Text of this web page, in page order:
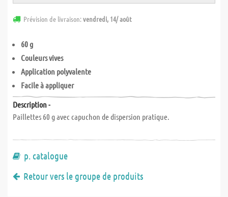
Prévision de livraison:vendredi, 14/ août
60 g
Couleurs vives
Application polyvalente
Facile à appliquer
Description -
Paillettes 60 g avec capuchon de dispersion pratique.
p. catalogue
Retour vers le groupe de produits